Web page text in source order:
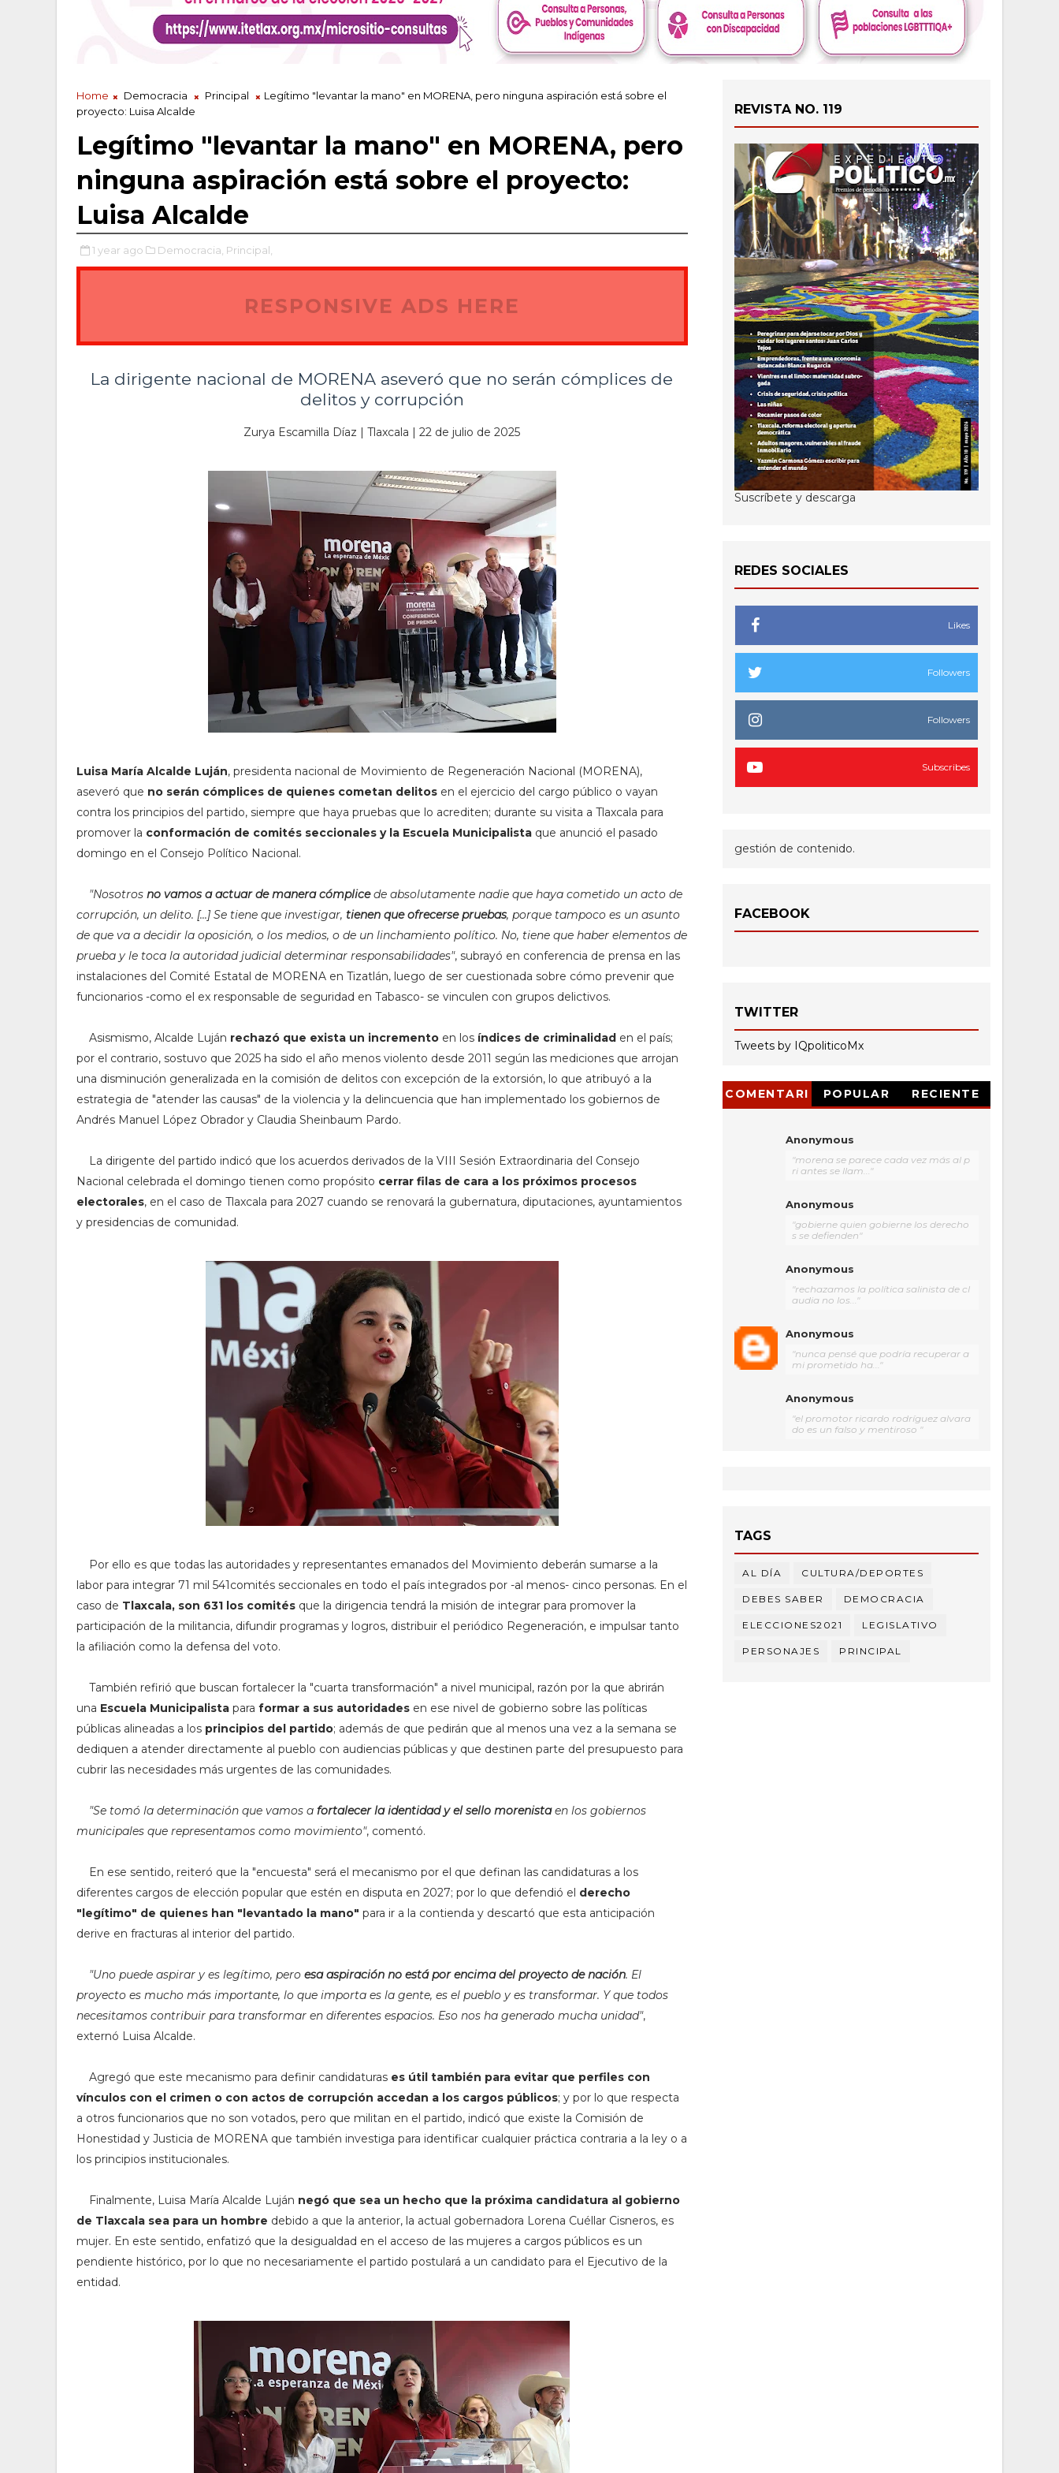
Home Democracia Principal
Legítimo "levantar la mano" en MORENA, pero ninguna aspiración está sobre el
proyecto: Luisa Alcalde
Legítimo "levantar la mano" en MORENA, pero
ninguna aspiración está sobre el proyecto:
Luisa Alcalde
1 year ago Democracia, Principal,
RESPONSIVE ADS HERE
La dirigente nacional de MORENA aseveró que no serán cómplices de
delitos y corrupción
Zurya Escamilla Díaz | Tlaxcala | 22 de julio de 2025
Luisa María Alcalde Luján, presidenta nacional de Movimiento de Regeneración Nacional (MORENA),
aseveró que no serán cómplices de quienes cometan delitos en el ejercicio del cargo público o vayan
contra los principios del partido, siempre que haya pruebas que lo acrediten; durante su visita a Tlaxcala para
promover la conformación de comités seccionales y la Escuela Municipalista que anunció el pasado
domingo en el Consejo Político Nacional.
"Nosotros no vamos a actuar de manera cómplicede absolutamente nadie que haya cometido un acto de
corrupción, un delito. [...] Se tiene que investigar, tienen que ofrecerse pruebas, porque tampoco es un asunto
de que va a decidir la oposición, o los medios, o de un linchamiento político. No, tiene que haber elementos de
prueba y le toca la autoridad judicial determinar responsabilidades", subrayó en conferencia de prensa en las
instalaciones del Comité Estatal de MORENA en Tizatlán, luego de ser cuestionada sobre cómo prevenir que
funcionarios -como el ex responsable de seguridad en Tabasco- se vinculen con grupos delictivos.
Asismismo, Alcalde Luján rechazó que exista un incremento en los índices de criminalidad en el país;
por el contrario, sostuvo que 2025 ha sido el año menos violento desde 2011 según las mediciones que arrojan
una disminución generalizada en la comisión de delitos con excepción de la extorsión, lo que atribuyó a la
estrategia de "atender las causas" de la violencia y la delincuencia que han implementado los gobiernos de
Andrés Manuel López Obrador y Claudia Sheinbaum Pardo.
La dirigente del partido indicó que los acuerdos derivados de la VIII Sesión Extraordinaria del Consejo
Nacional celebrada el domingo tienen como propósito cerrar filas de cara a los próximos procesos
electorales, en el caso de Tlaxcala para 2027 cuando se renovará la gubernatura, diputaciones, ayuntamientos
y presidencias de comunidad.
Por ello es que todas las autoridades y representantes emanados del Movimiento deberán sumarse a la
labor para integrar 71 mil 541comités seccionales en todo el país integrados por -al menos- cinco personas. En el
caso de Tlaxcala, son 631 los comités que la dirigencia tendrá la misión de integrar para promover la
participación de la militancia, difundir programas y logros, distribuir el periódico Regeneración, e impulsar tanto
la afiliación como la defensa del voto.
También refirió que buscan fortalecer la "cuarta transformación" a nivel municipal, razón por la que abrirán
una Escuela Municipalista para formar a sus autoridades en ese nivel de gobierno sobre las políticas
públicas alineadas a los principios del partido; además de que pedirán que al menos una vez a la semana se
dediquen a atender directamente al pueblo con audiencias públicas y que destinen parte del presupuesto para
cubrir las necesidades más urgentes de las comunidades.
"Se tomó la determinación que vamos a fortalecer la identidad y el sello morenistaen los gobiernos
municipales que representamos como movimiento", comentó.
En ese sentido, reiteró que la "encuesta" será el mecanismo por el que definan las candidaturas a los
diferentes cargos de elección popular que estén en disputa en 2027; por lo que defendió el derecho
"legítimo" de quienes han "levantado la mano" para ir a la contienda y descartó que esta anticipación
derive en fracturas al interior del partido.
"Uno puede aspirar y es legítimo, pero esa aspiración no está por encima del proyecto de nación. El
proyecto es mucho más importante, lo que importa es la gente, es el pueblo y es transformar. Y que todos
necesitamos contribuir para transformar en diferentes espacios. Eso nos ha generado mucha unidad",
externó Luisa Alcalde.
Agregó que este mecanismo para definir candidaturas es útil también para evitar que perfiles con
vínculos con el crimen o con actos de corrupción accedan a los cargos públicos; y por lo que respecta
a otros funcionarios que no son votados, pero que militan en el partido, indicó que existe la Comisión de
Honestidad y Justicia de MORENA que también investiga para identificar cualquier práctica contraria a la ley o a
los principios institucionales.
Finalmente, Luisa María Alcalde Luján negó que sea un hecho que la próxima candidatura al gobierno
de Tlaxcala sea para un hombre debido a que la anterior, la actual gobernadora Lorena Cuéllar Cisneros, es
mujer. En este sentido, enfatizó que la desigualdad en el acceso de las mujeres a cargos públicos es un
pendiente histórico, por lo que no necesariamente el partido postulará a un candidato para el Ejecutivo de la
entidad.
REVISTA NO. 119
Suscríbete y descarga
REDES SOCIALES
Likes
Followers
Followers
Subscribes
gestión de contenido.
FACEBOOK
TWITTER
Tweets by IQpoliticoMx
COMENTARI
POPULAR RECIENTE
Anonymous
"morena se parece cada vez más al p
ri antes se llam..."
Anonymous
"gobierne quien gobierne los derecho
s se defienden"
Anonymous
"rechazamos la política salinista de cl
audia no los..."
Anonymous
"nunca pensé que podría recuperar a
mi prometido ha..."
Anonymous
"el promotor ricardo rodríguez alvara
do es un falso y mentiroso "
TAGS
AL DÍA CULTURA/DEPORTES
DEBES SABER DEMOCRACIA
ELECCIONES2021 LEGISLATIVO
PERSONAJES PRINCIPAL